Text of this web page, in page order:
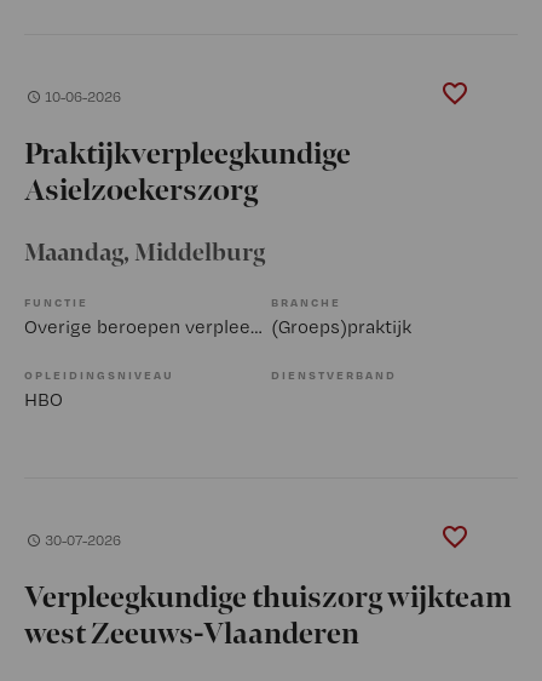
10-06-2026
Praktijkverpleegkundige
Asielzoekerszorg
Maandag, Middelburg
FUNCTIE
Overige beroepen verpleegkunde
BRANCHE
(Groeps)praktijk
OPLEIDINGSNIVEAU
HBO
DIENSTVERBAND
30-07-2026
Verpleegkundige thuiszorg wijkteam
west Zeeuws-Vlaanderen